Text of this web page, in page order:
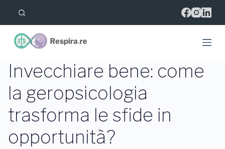
l
l
n
t
e
t
o
Invecchiare bene: come
la geropsicologia
trasforma le sfide in
opportunità?